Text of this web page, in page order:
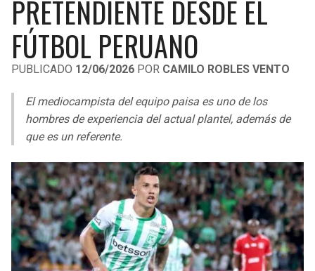
LIGA DE EXPANSIÓN MX
LEAGUES CUP
UEFA EUROPA LEAGUE
UEFA CONFERENCE LEAGUE
MLS
COPA LIBERTADORES
COPA SUDAMERICANA
LIGA BETPLAY
OTRAS LIGAS
RAIDERS
CHARGERS
RAVENS
BENGALS
BROWNS
STEELERS
TEXANS
CAVALIERS
PISTONS
PACERS
BUCKS
HAWKS
HORNETS
HEAT
PRETENDIENTE DESDE EL
FÚTBOL PERUANO
PUBLICADO 12/06/2026 POR CAMILO ROBLES VENTO
El mediocampista del equipo paisa es uno de los
hombres de experiencia del actual plantel, además de
que es un referente.